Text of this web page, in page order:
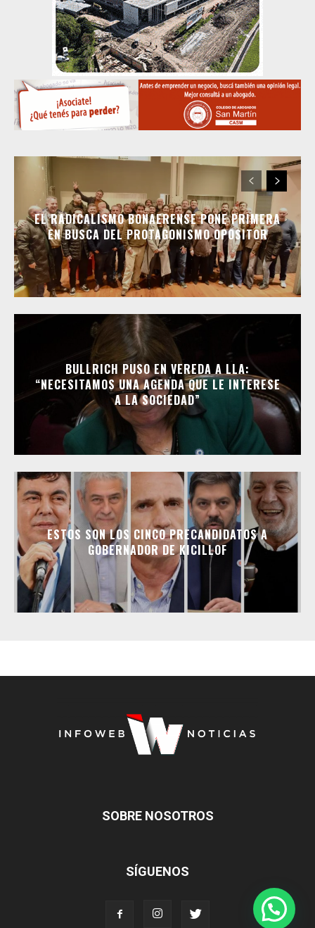
EL RADICALISMO BONAERENSE PONE PRIMERA
EN BUSCA DEL PROTAGONISMO OPOSITOR
BULLRICH PUSO EN VEREDA A LLA:
“NECESITAMOS UNA AGENDA QUE LE INTERESE
A LA SOCIEDAD”
ESTOS SON LOS CINCO PRECANDIDATOS A
GOBERNADOR DE KICILLOF
SOBRE NOSOTROS
SÍGUENOS